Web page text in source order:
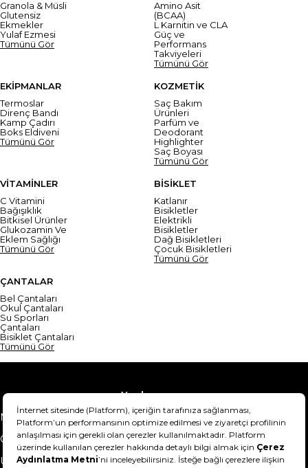
Granola & Müsli
Glutensiz
Ekmekler
Yulaf Ezmesi
Tümünü Gör
Amino Asit
(BCAA)
L Karnitin ve CLA
Güç ve
Performans
Takviyeleri
Tümünü Gör
EKİPMANLAR
Termoslar
Direnç Bandı
Kamp Çadırı
Boks Eldiveni
Tümünü Gör
KOZMETİK
Saç Bakım
Ürünleri
Parfüm ve
Deodorant
Highlighter
Saç Boyası
Tümünü Gör
VİTAMİNLER
C Vitamini
Bağışıklık
Bitkisel Ürünler
Glukozamin Ve
Eklem Sağlığı
Tümünü Gör
BİSİKLET
Katlanır
Bisikletler
Elektrikli
Bisikletler
Dağ Bisikletleri
Çocuk Bisikletleri
Tümünü Gör
ÇANTALAR
Bel Çantaları
Okul Çantaları
Su Sporları
Çantaları
Bisiklet Çantaları
Tümünü Gör
Yardım
Mesafeli Satış Sözleşmesi
Teslimat Bilgisi
Gizlilik Sözleşmesi
Şartlar & Koşullar
Ürünümü nasıl iade
Hakkımızda